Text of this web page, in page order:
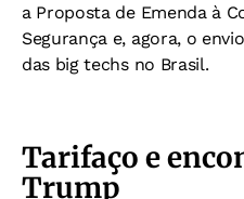
a Proposta de Emenda à
Segurança e, agora, o
das big techs no Brasil.
Tarifaço e
Trump